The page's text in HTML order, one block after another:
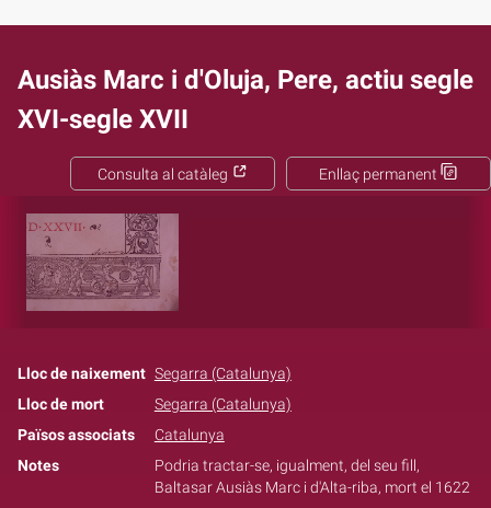
Ausiàs Marc i d'Oluja, Pere, actiu segle
XVI-segle XVII
Enllaç permanent
Consulta al catàleg
Lloc de naixement Segarra (Catalunya)
Lloc de mort
Segarra (Catalunya)
Països associats
Catalunya
Notes
Podria tractar-se, igualment, del seu fill,
Baltasar Ausiàs Marc i d'Alta-riba, mort el 1622